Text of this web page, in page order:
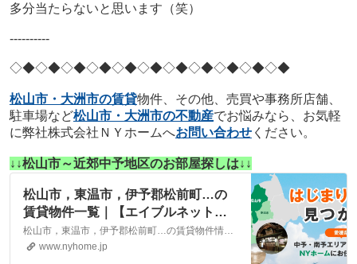
多分当たらないと思います（笑）
----------
◇◆◇◆◇◆◇◆◇◆◇◆◇◆◇◆◇◆◇◆◇◆
松山市・大洲市の賃貸物件、その他、売買や事務所店舗、
駐車場など松山市・大洲市の不動産でお悩みなら、お気軽
に弊社株式会社ＮＹホームへお問い合わせください。
↓↓松山市～近郊中予地区のお部屋探しは↓↓
松山市，東温市，伊予郡松前町…の
賃貸物件一覧｜【エイブルネットワ
ーク】(株)NYホーム 松山市・大洲
市の賃貸・不動産
松山市，東温市，伊予郡松前町…の賃貸物件情報は、こちらに掲載しております。株式会社NYホームが自信を持ってご紹介する物件ばかりとなっております。お客様のニーズにそった物件が見つかりましたら、弊社までお気軽にお問い合わせください。
www.nyhome.jp